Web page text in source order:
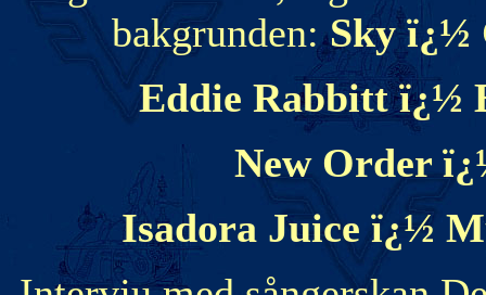
bakgrunden:Sky ï¿½
Eddie Rabbitt ï¿½
New Order
Isadora Juice ï¿½